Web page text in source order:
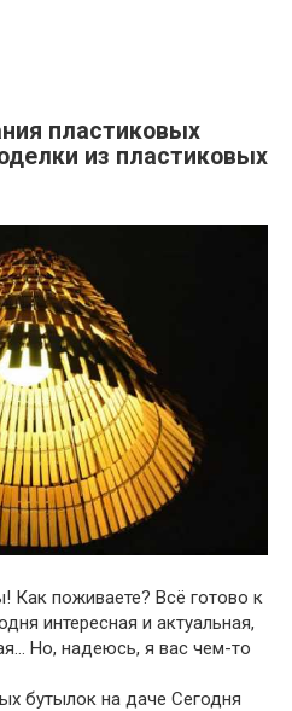
пластиковых
из пластиковых
Как поживаете? Всё готово к
интересная и актуальная,
Но, надеюсь, я вас чем-то
бутылок на даче Сегодня